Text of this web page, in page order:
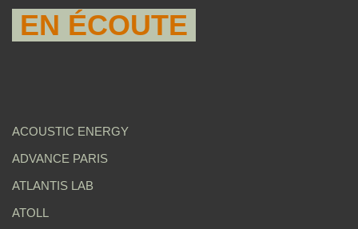
EN ÉCOUTE
ACOUSTIC ENERGY
ADVANCE PARIS
ATLANTIS LAB
ATOLL